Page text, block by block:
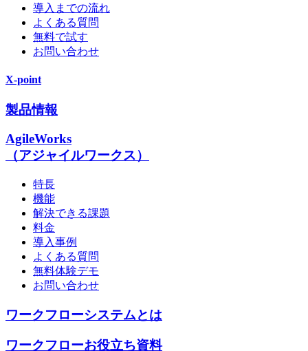
導入までの流れ
よくある質問
無料で試す
お問い合わせ
X-point
製品情報
AgileWorks
（アジャイルワークス）
特長
機能
解決できる課題
料金
導入事例
よくある質問
無料体験デモ
お問い合わせ
ワークフローシステムとは
ワークフローお役立ち資料